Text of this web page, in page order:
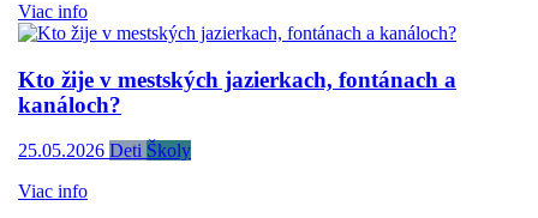
Viac info
Kto žije v mestských jazierkach, fontánach a
kanáloch?
25.05.2026 Deti Školy
Viac info